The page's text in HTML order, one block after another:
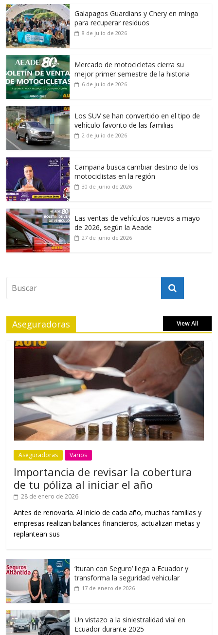
Galapagos Guardians y Chery en minga
para recuperar residuos
8 de julio de 2026
Mercado de motocicletas cierra su
mejor primer semestre de la historia
6 de julio de 2026
Los SUV se han convertido en el tipo de
vehículo favorito de las familias
2 de julio de 2026
Campaña busca cambiar destino de los
motociclistas en la región
30 de junio de 2026
Las ventas de vehículos nuevos a mayo
de 2026, según la Aeade
27 de junio de 2026
Aseguradoras View All
Aseguradoras Varios
Importancia de revisar la cobertura
de tu póliza al iniciar el año
28 de enero de 2026
Antes de renovarla. Al inicio de cada año, muchas familias y
empresas realizan balances financieros, actualizan metas y
replantean sus
‘Ituran con Seguro’ llega a Ecuador y
transforma la seguridad vehicular
17 de enero de 2026
Un vistazo a la siniestralidad vial en
Ecuador durante 2025